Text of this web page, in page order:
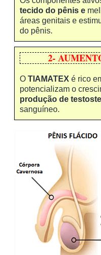
tecido do pênis e
áreas genitais e
do pênis.
2-
O TIAMATEX é rico
potencializam o
produção de
sanguíneo.